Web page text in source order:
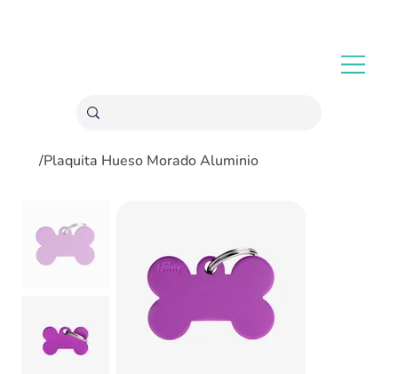
/Plaquita Hueso Morado Aluminio